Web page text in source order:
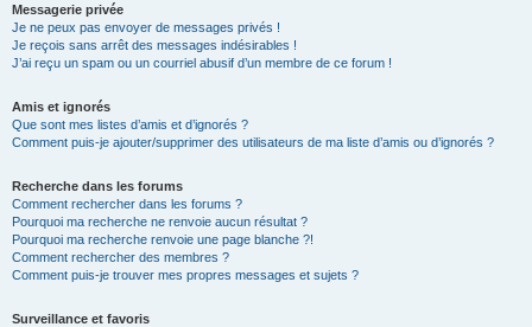
Messagerie privée
Je ne peux pas envoyer de messages privés !
Je reçois sans arrêt des messages indésirables !
J’ai reçu un spam ou un courriel abusif d’un membre de ce forum !
Amis et ignorés
Que sont mes listes d’amis et d’ignorés ?
Comment puis-je ajouter/supprimer des utilisateurs de ma liste d’amis ou d’ignorés ?
Recherche dans les forums
Comment rechercher dans les forums ?
Pourquoi ma recherche ne renvoie aucun résultat ?
Pourquoi ma recherche renvoie une page blanche ?!
Comment rechercher des membres ?
Comment puis-je trouver mes propres messages et sujets ?
Surveillance et favoris